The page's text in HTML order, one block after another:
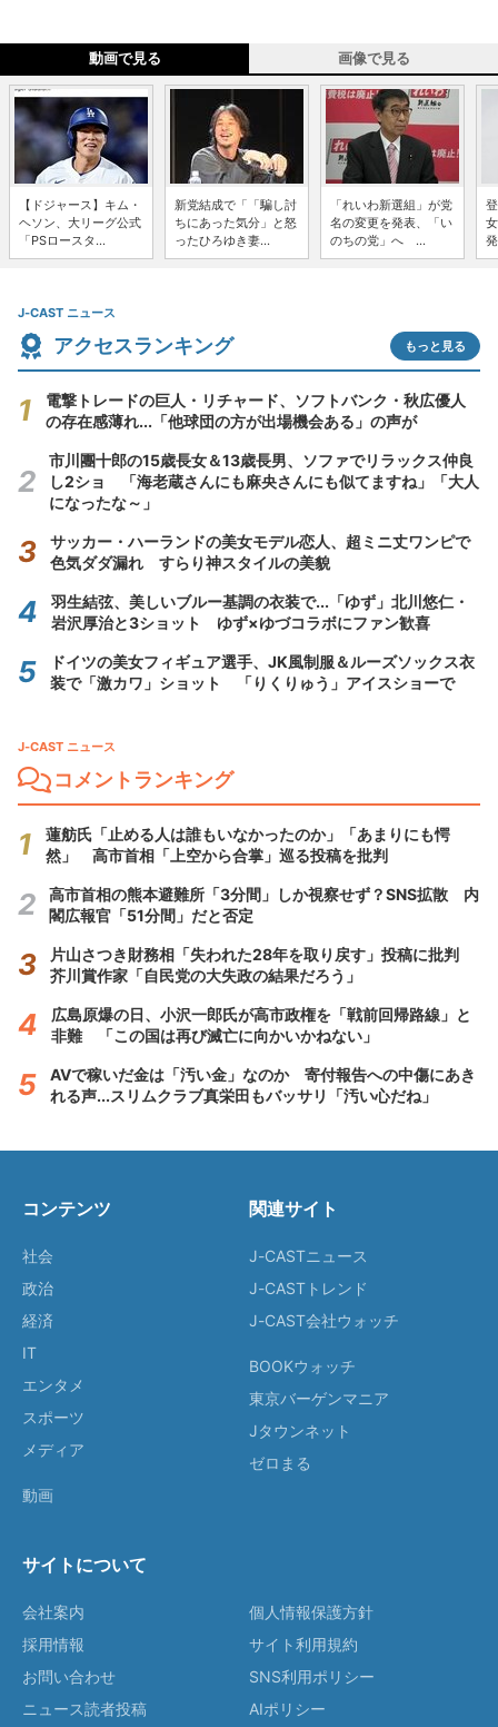
動画で見る 画像で見る
【ドジャース】キム・
ヘソン、大リーグ公式
「PSロースタ...
新党結成で「「騙し討
ちにあった気分」と怒
ったひろゆき妻...
「れいわ新選組」が党
名の変更を発表、「い
のちの党」へ ...
J-CAST ニュース
アクセスランキング もっと見る
電撃トレードの巨人・リチャード、ソフトバンク・秋広優人
の存在感薄れ...「他球団の方が出場機会ある」の声が
市川團十郎の15歳長女＆13歳長男、ソファでリラックス仲良
し2ショ 「海老蔵さんにも麻央さんにも似てますね」「大人
になったな～」
サッカー・ハーランドの美女モデル恋人、超ミニ丈ワンピで
色気ダダ漏れ すらり神スタイルの美貌
羽生結弦、美しいブルー基調の衣装で...「ゆず」北川悠仁・
岩沢厚治と3ショット ゆず×ゆづコラボにファン歓喜
ドイツの美女フィギュア選手、JK風制服＆ルーズソックス衣
装で「激カワ」ショット 「りくりゅう」アイスショーで
J-CAST ニュース
コメントランキング
蓮舫氏「止める人は誰もいなかったのか」「あまりにも愕
然」 高市首相「上空から合掌」巡る投稿を批判
高市首相の熊本避難所「3分間」しか視察せず？SNS拡散 内
閣広報官「51分間」だと否定
片山さつき財務相「失われた28年を取り戻す」投稿に批判
芥川賞作家「自民党の大失政の結果だろう」
広島原爆の日、小沢一郎氏が高市政権を「戦前回帰路線」と
非難 「この国は再び滅亡に向かいかねない」
AVで稼いだ金は「汚い金」なのか 寄付報告への中傷にあき
れる声...スリムクラブ真栄田もバッサリ「汚い心だね」
コンテンツ
社会
政治
経済
IT
エンタメ
スポーツ
メディア
動画
関連サイト
J-CASTニュース
J-CASTトレンド
J-CAST会社ウォッチ
BOOKウォッチ
東京バーゲンマニア
Jタウンネット
ゼロまる
サイトについて
会社案内
採用情報
お問い合わせ
ニュース読者投稿
個人情報保護方針
サイト利用規約
SNS利用ポリシー
AIポリシー